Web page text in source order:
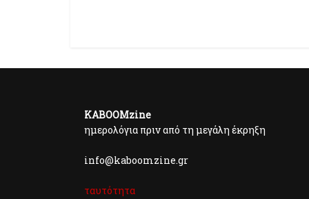
KABOOMzine
ημερολόγια πριν από τη μεγάλη έκρηξη
info@kaboomzine.gr
ταυτότητα